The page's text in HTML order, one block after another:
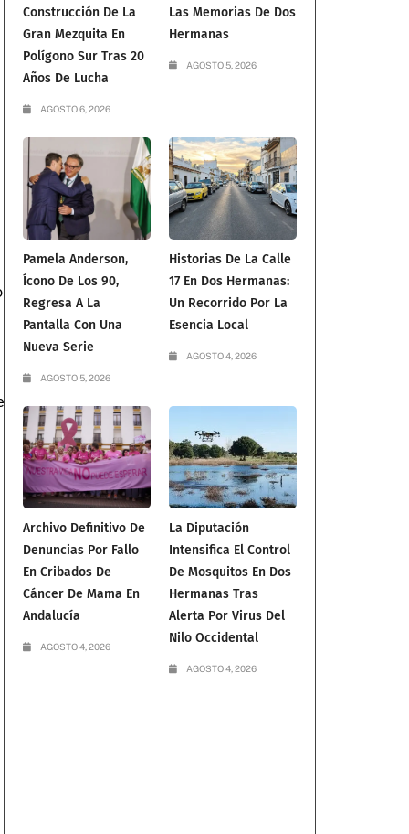
Construcción De La
Gran Mezquita En
Polígono Sur Tras 20
Años De Lucha
AGOSTO 6, 2026
Las Memorias De Dos
Hermanas
AGOSTO 5, 2026
Pamela Anderson,
Ícono De Los 90,
Regresa A La
Pantalla Con Una
Nueva Serie
AGOSTO 5, 2026
Historias De La Calle
17 En Dos Hermanas:
Un Recorrido Por La
Esencia Local
AGOSTO 4, 2026
Archivo Definitivo De
Denuncias Por Fallo
En Cribados De
Cáncer De Mama En
Andalucía
AGOSTO 4, 2026
La Diputación
Intensifica El Control
De Mosquitos En Dos
Hermanas Tras
Alerta Por Virus Del
Nilo Occidental
AGOSTO 4, 2026